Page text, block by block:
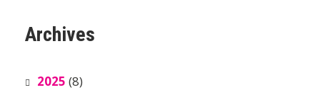
Archives
2025 (8)